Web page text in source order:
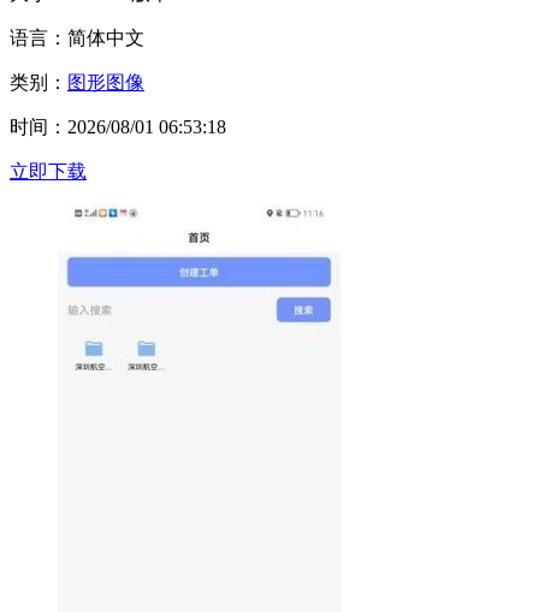
语言：简体中文
类别： 图形图像
时间：2026/08/01 06:53:18
立即下载